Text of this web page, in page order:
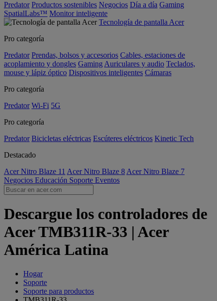
Predator Productos sostenibles Negocios Día a día Gaming
SpatialLabs™ Monitor inteligente
Tecnología de pantalla Acer
Pro categoría
Predator Prendas, bolsos y accesorios Cables, estaciones de
acoplamiento y dongles Gaming Auriculares y audio Teclados,
mouse y lápiz óptico Dispositivos inteligentes Cámaras
Pro categoría
Predator Wi-Fi 5G
Pro categoría
Predator Bicicletas eléctricas Escúteres eléctricos Kinetic Tech
Destacado
Acer Nitro Blaze 11 Acer Nitro Blaze 8 Acer Nitro Blaze 7
Negocios Educación Soporte Eventos
Descargue los controladores de
Acer TMB311R-33 | Acer
América Latina
Hogar
Soporte
Soporte para productos